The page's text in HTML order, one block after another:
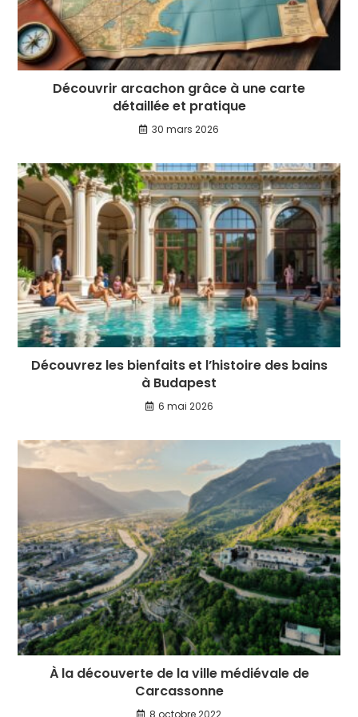
Découvrir arcachon grâce à une carte
détaillée et pratique
30 mars 2026
Découvrez les bienfaits et l’histoire des bains
à Budapest
6 mai 2026
À la découverte de la ville médiévale de
Carcassonne
8 octobre 2022